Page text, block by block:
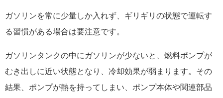
ガソリンを常に少量しか入れず、ギリギリの状態で運転す
る習慣がある場合は要注意です。
ガソリンタンクの中にガソリンが少ないと、燃料ポンプが
むき出しに近い状態となり、冷却効果が弱まります。その
結果、ポンプが熱を持ってしまい、ポンプ本体や関連部品